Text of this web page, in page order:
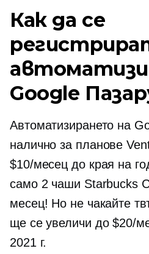
Как да се
Google
Автоматизирането на
налично за планове
$10/месец до края на
само 2 чаши Starbucks
месец! Но не чакайте
ще се увеличи до $20/
2021 г.